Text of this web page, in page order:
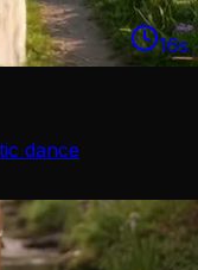
16s
dance